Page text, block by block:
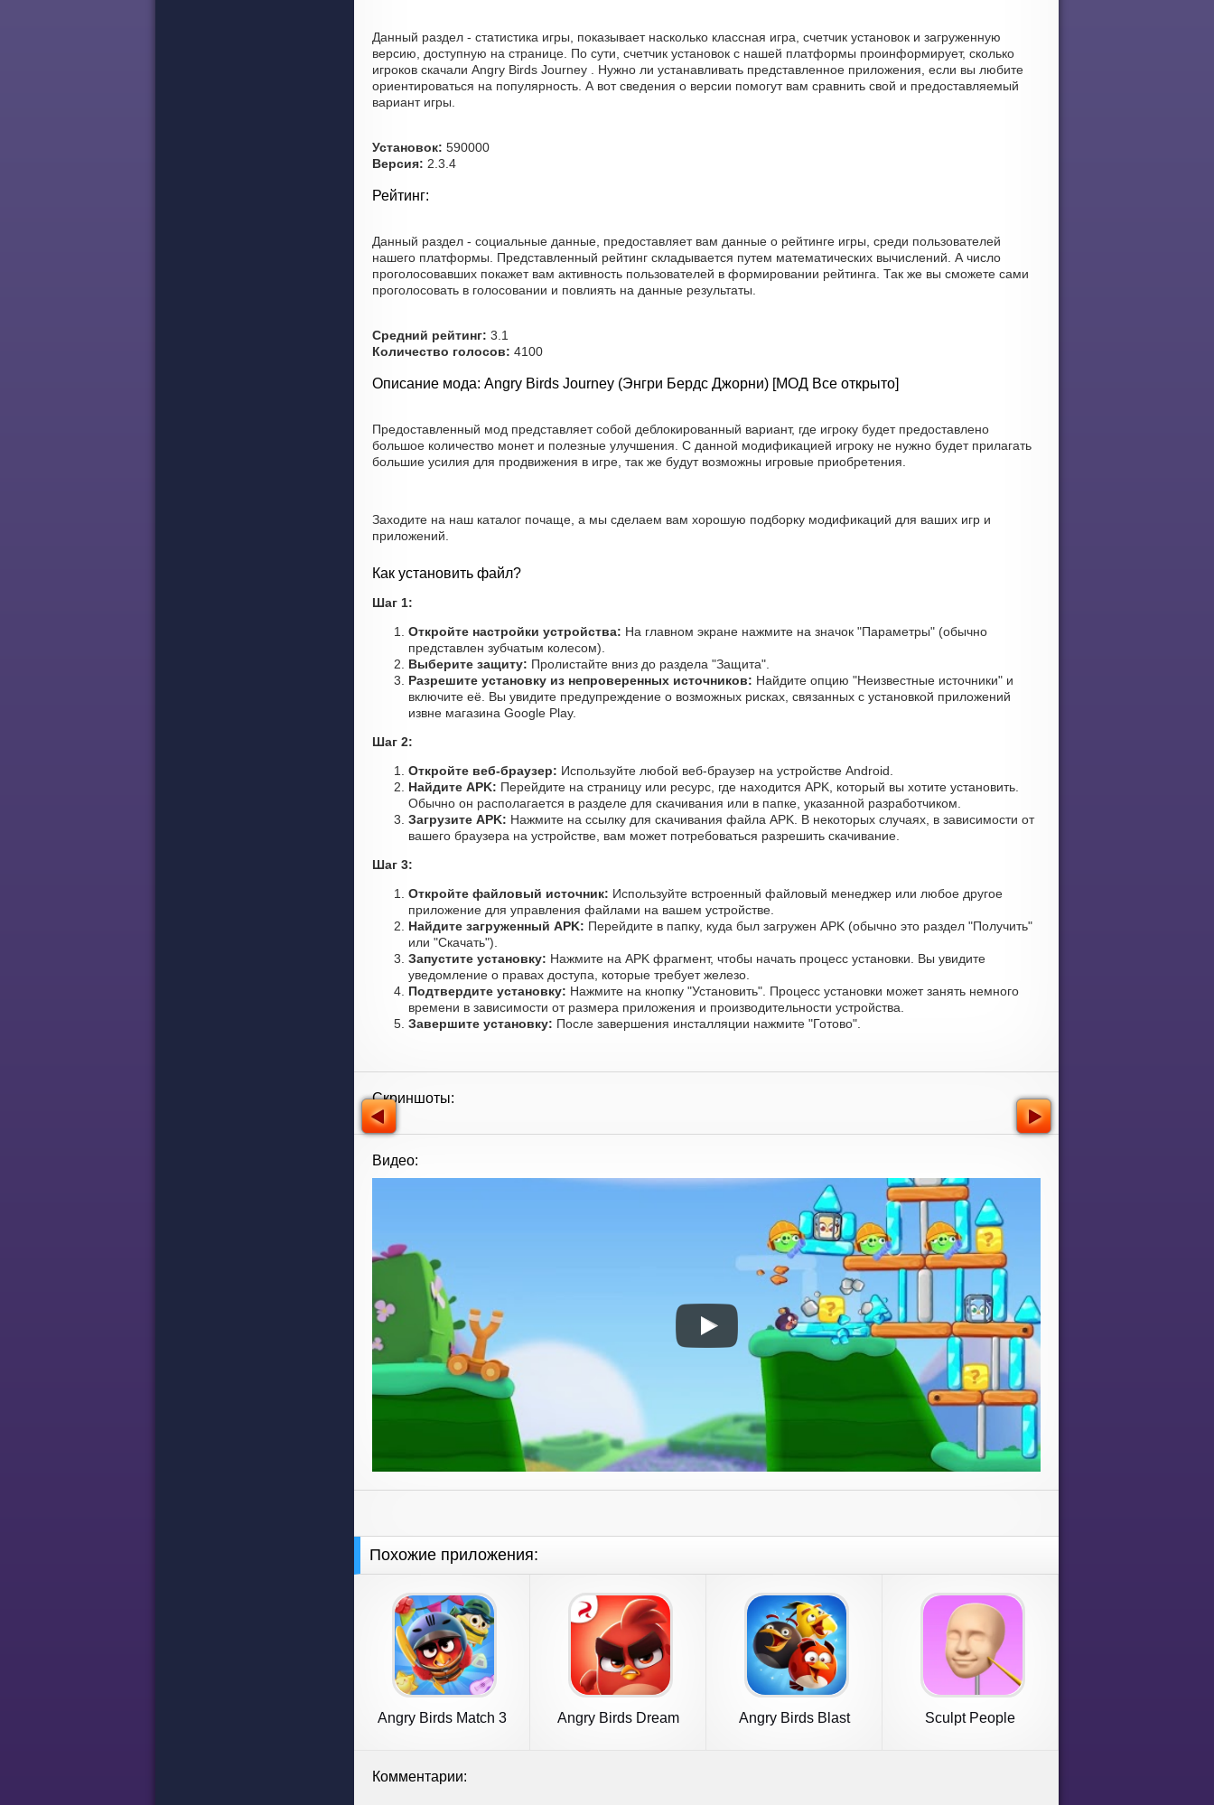
Данный раздел - статистика игры, показывает насколько классная игра, счетчик установок и загруженную
версию, доступную на странице. По сути, счетчик установок с нашей платформы проинформирует, сколько
игроков скачали Angry Birds Journey . Нужно ли устанавливать представленное приложения, если вы любите
ориентироваться на популярность. А вот сведения о версии помогут вам сравнить свой и предоставляемый
вариант игры.
Установок: 590000
Версия: 2.3.4
Рейтинг:
Данный раздел - социальные данные, предоставляет вам данные о рейтинге игры, среди пользователей
нашего платформы. Представленный рейтинг складывается путем математических вычислений. А число
проголосовавших покажет вам активность пользователей в формировании рейтинга. Так же вы сможете сами
проголосовать в голосовании и повлиять на данные результаты.
Средний рейтинг: 3.1
Количество голосов: 4100
Описание мода: Angry Birds Journey (Энгри Бердс Джорни) [МОД Все открыто]
Предоставленный мод представляет собой деблокированный вариант, где игроку будет предоставлено
большое количество монет и полезные улучшения. С данной модификацией игроку не нужно будет прилагать
большие усилия для продвижения в игре, так же будут возможны игровые приобретения.
Заходите на наш каталог почаще, а мы сделаем вам хорошую подборку модификаций для ваших игр и
приложений.
Как установить файл?
Шаг 1:
Откройте настройки устройства: На главном экране нажмите на значок "Параметры" (обычно
представлен зубчатым колесом).
Выберите защиту: Пролистайте вниз до раздела "Защита".
Разрешите установку из непроверенных источников: Найдите опцию "Неизвестные источники" и
включите её. Вы увидите предупреждение о возможных рисках, связанных с установкой приложений
извне магазина Google Play.
Шаг 2:
Откройте веб-браузер: Используйте любой веб-браузер на устройстве Android.
Найдите APK: Перейдите на страницу или ресурс, где находится APK, который вы хотите установить.
Обычно он располагается в разделе для скачивания или в папке, указанной разработчиком.
Загрузите APK: Нажмите на ссылку для скачивания файла APK. В некоторых случаях, в зависимости от
вашего браузера на устройстве, вам может потребоваться разрешить скачивание.
Шаг 3:
Откройте файловый источник: Используйте встроенный файловый менеджер или любое другое
приложение для управления файлами на вашем устройстве.
Найдите загруженный APK: Перейдите в папку, куда был загружен APK (обычно это раздел "Получить"
или "Скачать").
Запустите установку: Нажмите на APK фрагмент, чтобы начать процесс установки. Вы увидите
уведомление о правах доступа, которые требует железо.
Подтвердите установку: Нажмите на кнопку "Установить". Процесс установки может занять немного
времени в зависимости от размера приложения и производительности устройства.
Завершите установку: После завершения инсталляции нажмите "Готово".
Скриншоты:
Видео:
Похожие приложения:
Angry Birds Match 3
Angry Birds Dream
Angry Birds Blast Sculpt People
Комментарии: